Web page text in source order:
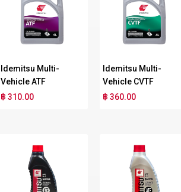
Idemitsu Multi-
Vehicle ATF
฿ 310.00
Idemitsu Multi-
Vehicle CVTF
฿ 360.00